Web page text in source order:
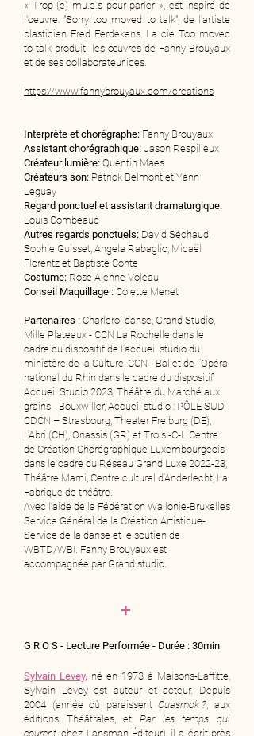
« Trop (é) mu.e.s pour parler », est inspiré de
l'oeuvre: "Sorry too moved to talk", de l'artiste
plasticien Fred Eerdekens.​ La cie Too moved
to talk produit les œuvres de Fanny Brouyaux
et de ses collaborateur.ices.
https://www.fannybrouyaux.com/creations
Interprète et chorégraphe: Fanny Brouyaux
Assistant chorégraphique: Jason Respilieux
Créateur lumière: Quentin Maes
Créateurs son: Patrick Belmont et Yann
Leguay
Regard ponctuel et assistant dramaturgique:
Louis Combeaud
Autres regards ponctuels: David Séchaud,
Sophie Guisset, Angela Rabaglio, Micaël
Florentz et Baptiste Conte
Costume: Rose Alenne Voleau
Conseil Maquillage : Colette Menet
Partenaires : Charleroi danse, Grand Studio,
Mille Plateaux - CCN La Rochelle dans le
cadre du dispositif de l’accueil studio du
ministère de la Culture, CCN - Ballet de l’Opéra
national du Rhin dans le cadre du dispositif
Accueil Studio 2023, Théâtre du Marché aux
grains - Bouxwiller, Accueil studio : PÔLE SUD
CDCN – Strasbourg, Theater Freiburg (DE),
L'Abri (CH), Onassis (GR) et Trois -C-L Centre
de Création Chorégraphique Luxembourgeois
dans le cadre du Réseau Grand Luxe 2022-23,
Théâtre Marni, Centre culturel d’Anderlecht, La
Fabrique de théâtre.
Avec l’aide de la Fédération Wallonie-Bruxelles
Service Général de la Création Artistique-
Service de la danse et le soutien de
WBTD/WBI. Fanny Brouyaux est
accompagnée par Grand studio.
+
G R O S - Lecture Performée - Durée : 30min
Sylvain Levey, né en 1973 à Maisons-Laffitte,
Sylvain Levey est auteur et acteur. Depuis
2004 (année où paraissentOuasmok ?, aux
éditions Théâtrales, et Par les temps qui
courent, chez Lansman Éditeur), il a écrit près